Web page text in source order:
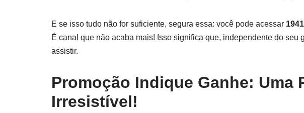
E se isso tudo não for suficiente, segura essa: você pode acessar
É canal que não acaba mais! Isso significa que, independente do seu
assistir.
Promoção Indique Ganhe: Uma
Irresistível!